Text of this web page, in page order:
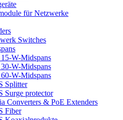
für Netzwerke
Switches
W-Midspans
W-Midspans
W-Midspans
Splitter
Surge protector
Converters & PoE Extenders
Fiber